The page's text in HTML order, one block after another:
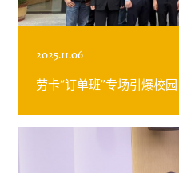
2025.11.06
劳卡“订单班”专场引爆校园